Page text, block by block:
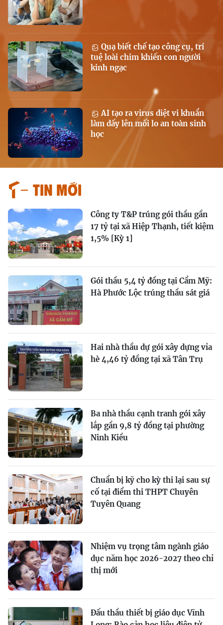
Quạ biết chế tạo công cụ, trí
tuệ loài chim khiến con người
kinh ngạc
AI tạo ra virus diệt vi khuẩn
làm dấy lên mối lo an toàn sinh
học
Tin mới
Công ty T&P trúng gói thầu gần
17 tỷ tại xã Hiệp Thạnh, tiết kiệm
1,5% [Kỳ 1]
Gói thầu 5,4 tỷ đồng tại Cẩm Mỹ:
Hà Phước Lộc trúng thầu sát giá
Hai nhà thầu dự gói xây dựng vỉa
hè 4,46 tỷ đồng tại xã Tân Trụ
Ba nhà thầu cạnh tranh gói xây
lắp gần 9,8 tỷ đồng tại phường
Ninh Kiều
Chuẩn bị kỹ cho kỳ thi lại sau sự
cố tại điểm thi THPT Chuyên
Tuyên Quang
Nhiệm vụ trọng tâm ngành giáo
dục năm học 2026-2027 theo chỉ
thị mới
Đấu thầu thiết bị giáo dục Vĩnh